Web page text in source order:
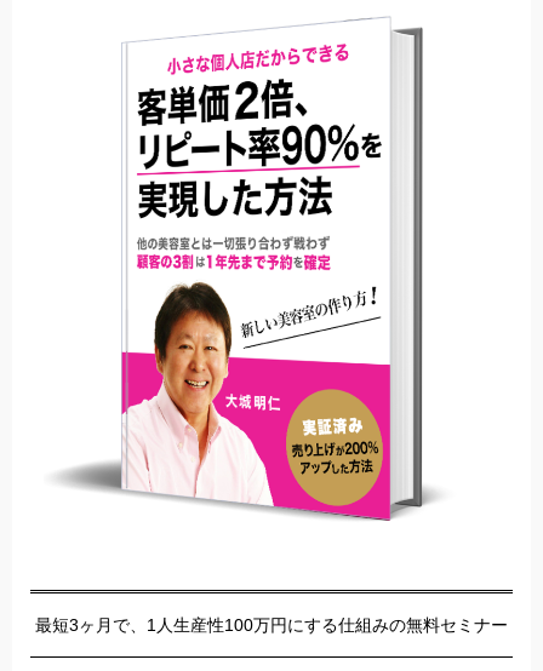
最短3ヶ月で、1人生産性100万円にする仕組みの無料セミナー